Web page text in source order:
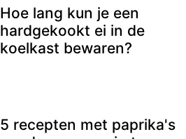
Hoe lang kun je een
hardgekookt ei in de
koelkast bewaren?
5 recepten met paprika's